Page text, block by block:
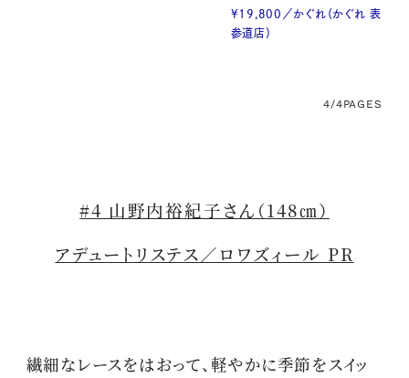
¥19,800／かぐれ（かぐれ 表
参道店）
4/4PAGES
#4 山野内裕紀子さん（148㎝）
アデュートリステス／ロワズィール PR
繊細なレースをはおって、軽やかに季節をスイッ